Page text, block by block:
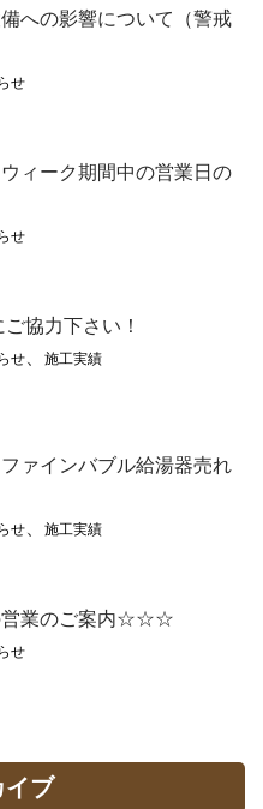
への影響について（警戒
せ
ーク期間中の営業日の
せ
協力下さい！
せ 施工実績
ァインバブル給湯器売れ
せ 施工実績
業のご案内☆☆☆
せ
イブ